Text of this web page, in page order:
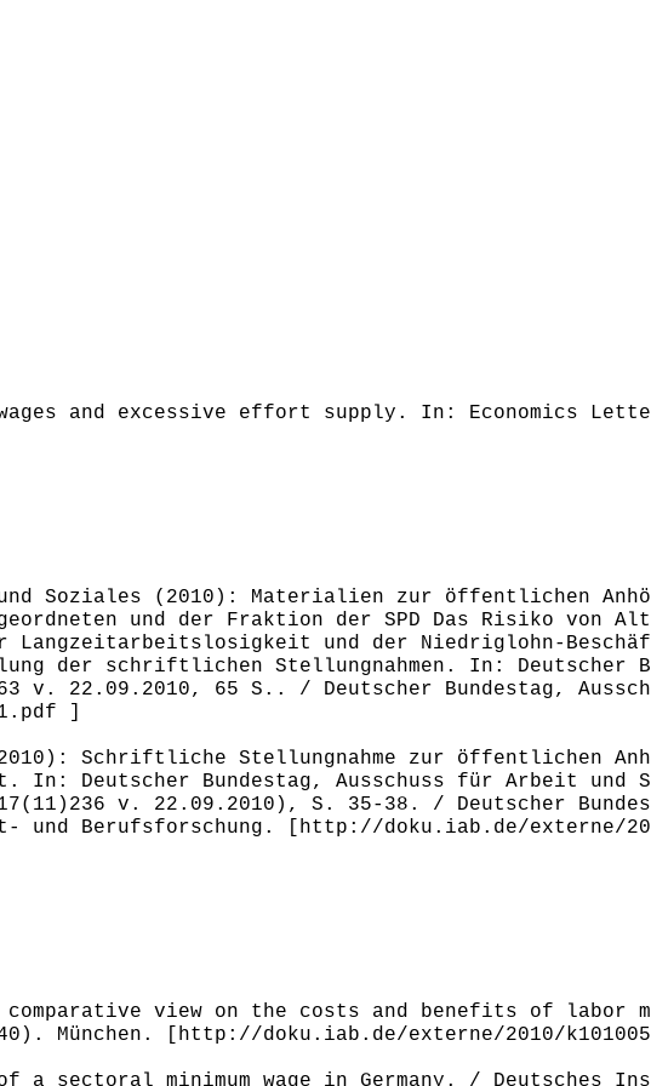
and excessive effort supply. In: Economics
Soziales (2010): Materialien zur öffentlichen
und der Fraktion der SPD Das Risiko von
Langzeitarbeitslosigkeit und der Niedriglohn-
der schriftlichen Stellungnahmen. In: Deutscher
v. 22.09.2010, 65 S.. / Deutscher Bundestag,
]
Schriftliche Stellungnahme zur öffentlichen
In: Deutscher Bundestag, Ausschuss für Arbeit und
v. 22.09.2010), S. 35-38. / Deutscher
Berufsforschung. [http://doku.iab.de/externe/
view on the costs and benefits of labor
München. [http://doku.iab.de/externe/2010/
a sectoral minimum wage in Germany. / Deutsches